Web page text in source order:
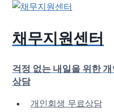
Skip
content
채무지원센터
걱정 없는 내일을 위한
상담
개인회생 무료상담